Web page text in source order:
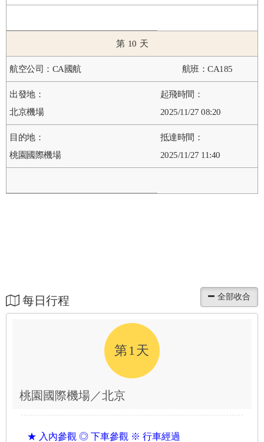
10
CA國航 CA185
北京機場 2025/11/27 08:20
桃園國際機場 2025/11/27 11:40
每日行程
第1天
桃園國際機場／北京
★ 入內參觀 ◎ 下車參觀 ※ 行車經過